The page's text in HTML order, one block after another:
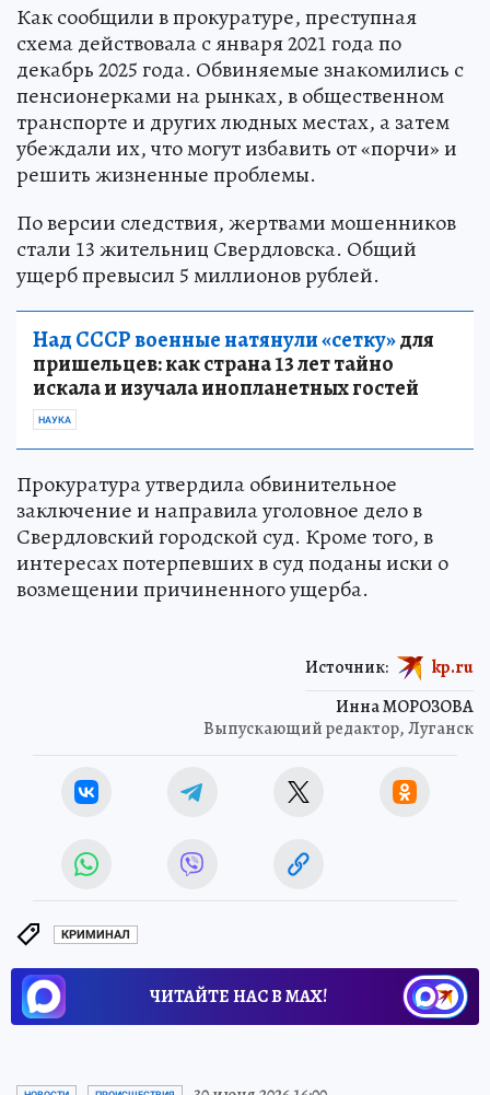
Как сообщили в прокуратуре, преступная
схема действовала с января 2021 года по
декабрь 2025 года. Обвиняемые знакомились с
пенсионерками на рынках, в общественном
транспорте и других людных местах, а затем
убеждали их, что могут избавить от «порчи» и
решить жизненные проблемы.
По версии следствия, жертвами мошенников
стали 13 жительниц Свердловска. Общий
ущерб превысил 5 миллионов рублей.
Над СССР военные натянули «сетку»для
пришельцев: как страна 13 лет тайно
искала и изучала инопланетных гостей
НАУКА
Прокуратура утвердила обвинительное
заключение и направила уголовное дело в
Свердловский городской суд. Кроме того, в
интересах потерпевших в суд поданы иски о
возмещении причиненного ущерба.
Инна МОРОЗОВА
Выпускающий редактор, Луганск
Источник: kp.ru
КРИМИНАЛ
ЧИТАЙТЕ НАС В МАХ!